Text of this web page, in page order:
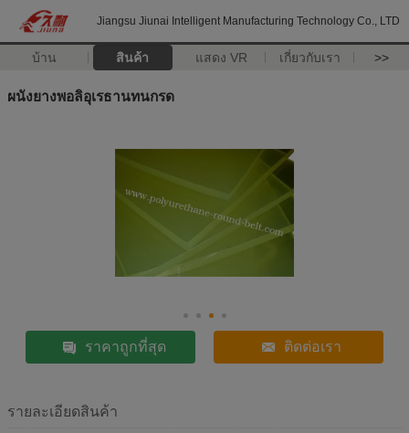
Jiangsu Jiunai Intelligent Manufacturing Technology Co., LTD
บ้าน สินค้า แสดง VR เกี่ยวกับเรา >>
ผนังยางพอลิอุเรธานทนกรด
ราคาถูกที่สุด ติดต่อเรา
รายละเอียดสินค้า